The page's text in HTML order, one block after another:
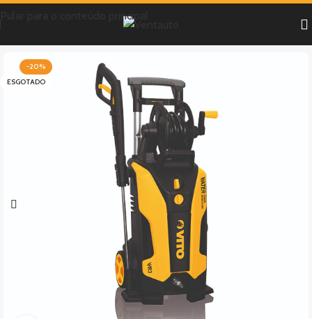
Pular para o conteúdo principal
-20%
ESGOTADO